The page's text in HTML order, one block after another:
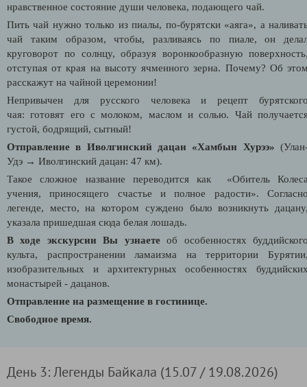
нравственное состояние души человека, подающего чай.
Пить чай нужно только из пиалы, по-бурятски «аяга», а
чай таким образом, чтобы, разливаясь по пиале, он
круговорот по солнцу, образуя воронкообразную
отступая от края на высоту ячменного зерна. Почему? Об
расскажут на чайной церемонии!
Непривычен для русского человека и рецепт
чая:готовят его с молоком, маслом и солью. Чай
густой, бодрящий, сытный!
Отправление в Иволгинский дацан «Хамбын Хурээ»
Удэ → Иволгинский дацан: 47 км).
Такое сложное название переводится как «Обитель
учения, приносящего счастье и полное радости».
легенде, место, на котором суждено было возникнуть
указала пришедшая сюда белая лошадь.
В ходе экскурсии Вы узнаетеоб особенностях
культа, распространении ламаизма на территории
изобразительных и архитектурных особенностях
монастырей - дацанов.
Отправление на размещение в гостинице.
Свободное время.
День 3: Легенды Байкала (15.07 / 19.08.2026)